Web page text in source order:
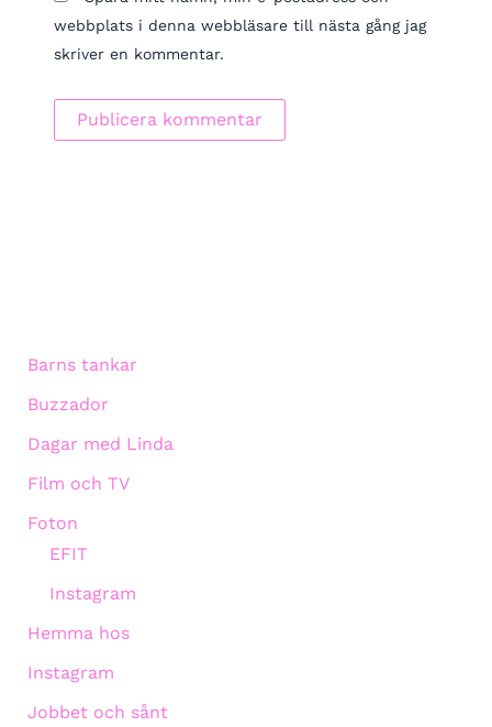
webbplats i denna webbläsare till nästa gång jag
skriver en kommentar.
Barns tankar
Buzzador
Dagar med Linda
Film och TV
Foton
EFIT
Instagram
Hemma hos
Instagram
Jobbet och sånt